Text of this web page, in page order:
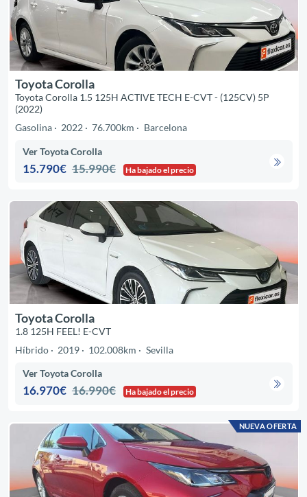
Toyota Corolla
Toyota Corolla 1.5 125H ACTIVE TECH E-CVT - (125CV) 5P
(2022)
Gasolina
2022 76.700km Barcelona
Ver Toyota Corolla
15.790€ 15.990€ Ha bajado el precio
Toyota Corolla
1.8 125H FEEL! E-CVT
Híbrido
2019 102.008km Sevilla
Ver Toyota Corolla
16.970€ 16.990€ Ha bajado el precio
NUEVA OFERTA